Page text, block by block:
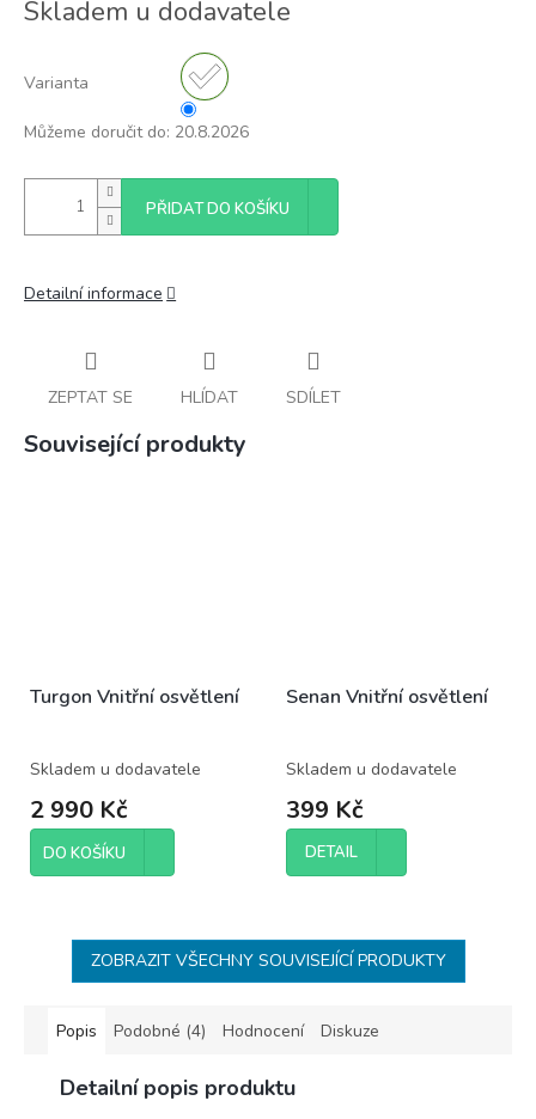
cena:
Skladem u dodavatele
Varianta
Můžeme doručit do: 20.8.2026
PŘIDAT DO KOŠÍKU
Detailní informace
ZEPTAT SE HLÍDAT SDÍLET
Související produkty
Turgon Vnitřní osvětlení
Skladem u dodavatele
2 990 Kč
DO KOŠÍKU
Senan Vnitřní osvětlení
Skladem u dodavatele
399 Kč
DETAIL
ZOBRAZIT VŠECHNY SOUVISEJÍCÍ PRODUKTY
Popis Podobné (4) Hodnocení Diskuze
Detailní popis produktu